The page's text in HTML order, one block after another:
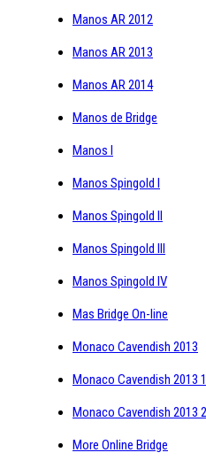
Manos AR 2012
Manos AR 2013
Manos AR 2014
Manos de Bridge
Manos I
Manos Spingold I
Manos Spingold II
Manos Spingold III
Manos Spingold IV
Mas Bridge On-line
Monaco Cavendish 2013
Monaco Cavendish 2013 1
Monaco Cavendish 2013 2
More Online Bridge